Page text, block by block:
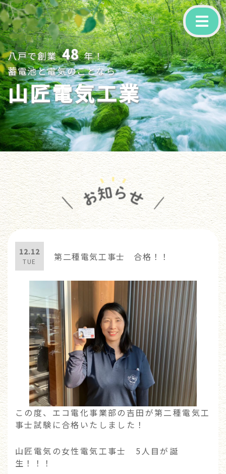
-
八戸で創業 48 年！
蓄電池と電気のことなら
山匠電気工業
12.12
TUE 第二種電気工事士 合格！！
この度、エコ電化事業部の吉田が第二種電気工
事士試験に合格いたしました！
山匠電気の女性電気工事士 5人目が誕
生！！！